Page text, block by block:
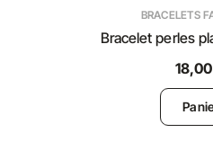
BRACELETS
Bracelet perles